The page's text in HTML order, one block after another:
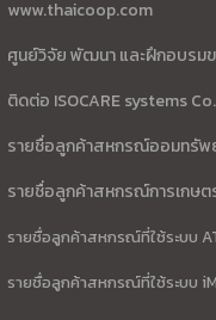
www.thaicoop.com
ศูนย์วิจัย พัฒนา และฝึกอบรมข
ติดต่อ ISOCARE systems
รายชื่อลูกค้าสหกรณ์ออมทรัพ
รายชื่อลูกค้าสหกรณ์การเกษต
รายชื่อลูกค้าสหกรณ์ที่ใช้ระบบ
รายชื่อลูกค้าสหกรณ์ที่ใช้ระบบ